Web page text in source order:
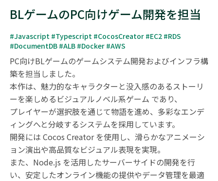
BLゲームのPC向けゲーム開発を担当
#Javascript #Typescript #CocosCreator #EC2 #RDS
#DocumentDB #ALB #Docker #AWS
PC向けBLゲームのゲームシステム開発およびインフラ構
築を担当しました。
本作は、魅力的なキャラクターと没入感のあるストーリ
ーを楽しめるビジュアルノベル系ゲーム であり、
プレイヤーが選択肢を通じて物語を進め、多彩なエンデ
ィングへと分岐するシステムを採用しています。
開発には Cocos Creator を使用し、滑らかなアニメーシ
ョン演出や高品質なビジュアル表現を実現。
また、Node.js を活用したサーバーサイドの開発を行
い、安定したオンライン機能の提供やデータ管理を最適